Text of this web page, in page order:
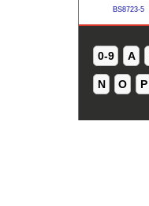
BS8723-5
0-9 A
N O P